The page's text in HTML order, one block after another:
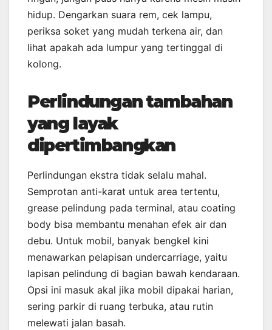
hidup. Dengarkan suara rem, cek lampu,
periksa soket yang mudah terkena air, dan
lihat apakah ada lumpur yang tertinggal di
kolong.
Perlindungan tambahan
yang layak
dipertimbangkan
Perlindungan ekstra tidak selalu mahal.
Semprotan anti-karat untuk area tertentu,
grease pelindung pada terminal, atau coating
body bisa membantu menahan efek air dan
debu. Untuk mobil, banyak bengkel kini
menawarkan pelapisan undercarriage, yaitu
lapisan pelindung di bagian bawah kendaraan.
Opsi ini masuk akal jika mobil dipakai harian,
sering parkir di ruang terbuka, atau rutin
melewati jalan basah.